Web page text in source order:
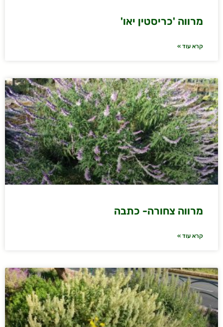
מרווה 'כריסטין יאו'
קרא עוד »
מרווה צחורה- כתבה
קרא עוד »